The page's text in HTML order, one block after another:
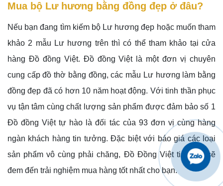
Mua bộ Lư hương bằng đồng đẹp ở đâu?
Nếu bạn đang tìm kiếm bộ Lư hương đẹp hoặc muốn tham
khảo 2 mẫu Lư hương trên thì có thể tham khảo tại cửa
hàng Đồ đồng Việt. Đồ đồng Việt là một đơn vị chuyên
cung cấp đồ thờ bằng đồng, các mẫu Lư hương làm bằng
đồng đẹp đã có hơn 10 năm hoạt động. Với tinh thần phục
vụ tận tâm cùng chất lượng sản phẩm được đảm bảo số 1
Đồ đồng Việt tự hào là đối tác của 93 đơn vị cùng hàng
ngàn khách hàng tin tưởng. Đặc biệt với báo giá các loại
sản phẩm vô cùng phải chăng, Đồ Đồng Việt tin rằng sẽ
đem đến trải nghiệm mua hàng tốt nhất cho bạn.